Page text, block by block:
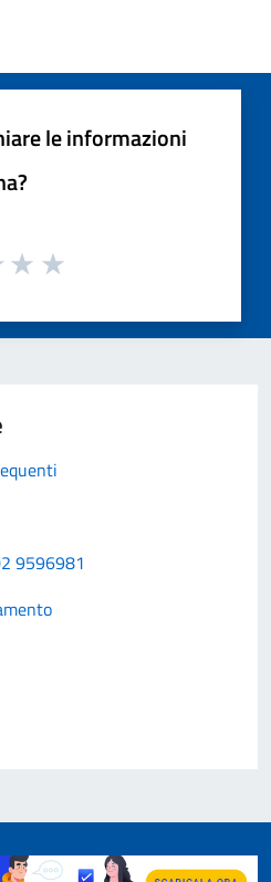
le informazioni
9596981